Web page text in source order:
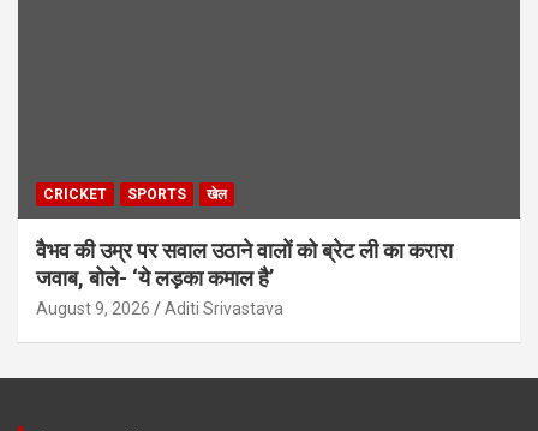
CRICKET SPORTS खेल
वैभव की उम्र पर सवाल उठाने वालों को ब्रेट ली का करारा
जवाब, बोले- ‘ये लड़का कमाल है’
August 9, 2026 Aditi Srivastava